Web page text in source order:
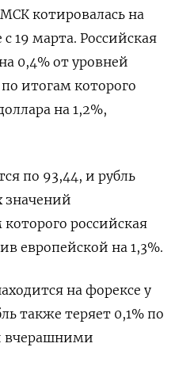
котировалась на
19 марта. Российская
0,4% от уровней
итогам которого
на 1,2%,
по 93,44, и рубль
значений
российская
европейской на 1,3%.
на форексе у
также теряет 0,1% по
вчерашними